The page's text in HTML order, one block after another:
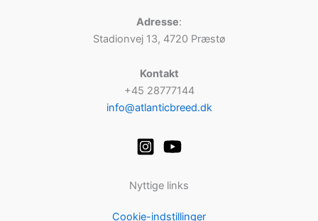
Adresse:
Stadionvej 13, 4720 Præstø
Kontakt
+45 28777144
info@atlanticbreed.dk
Nyttige links
Cookie-indstillinger